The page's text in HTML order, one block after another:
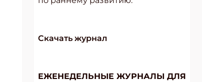
Скачать журнал
ЕЖЕНЕДЕЛЬНЫЕ ЖУРНАЛЫ ДЛЯ